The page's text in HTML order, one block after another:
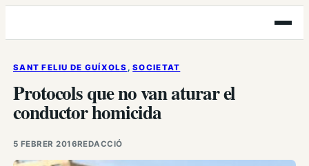
Obre
el
SANT FELIU DE GUÍXOLS , SOCIETAT
Protocols que no van aturar el
conductor homicida
5 FEBRER 2016REDACCIÓ